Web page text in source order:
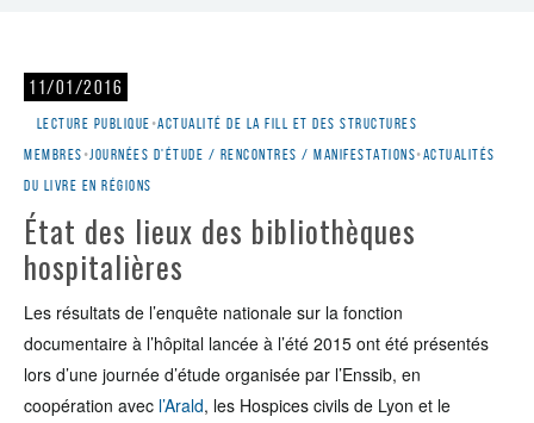
11/01/2016
Lecture publique •Actualité de la Fill et des structures
membres •Journées d'étude / rencontres / manifestations•Actualités
du livre en régions
État des lieux des bibliothèques
hospitalières
Les résultats de l’enquête nationale sur la fonction
documentaire à l’hôpital lancée à l’été 2015 ont été présentés
lors d’une journée d’étude organisée par l’Enssib, en
coopération avec l’Arald, les Hospices civils de Lyon et le